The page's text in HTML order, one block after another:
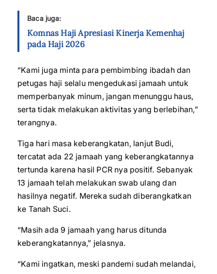
Baca juga:
Komnas Haji Apresiasi Kinerja Kemenhaj
pada Haji 2026
“Kami juga minta para pembimbing ibadah dan
petugas haji selalu mengedukasi jamaah untuk
memperbanyak minum, jangan menunggu haus,
serta tidak melakukan aktivitas yang berlebihan,”
terangnya.
Tiga hari masa keberangkatan, lanjut Budi,
tercatat ada 22 jamaah yang keberangkatannya
tertunda karena hasil PCR nya positif. Sebanyak
13 jamaah telah melakukan swab ulang dan
hasilnya negatif. Mereka sudah diberangkatkan
ke Tanah Suci.
“Masih ada 9 jamaah yang harus ditunda
keberangkatannya,” jelasnya.
“Kami ingatkan, meski pandemi sudah melandai,